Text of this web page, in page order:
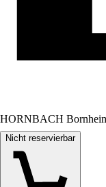
HORNBACH
Nicht reservierbar